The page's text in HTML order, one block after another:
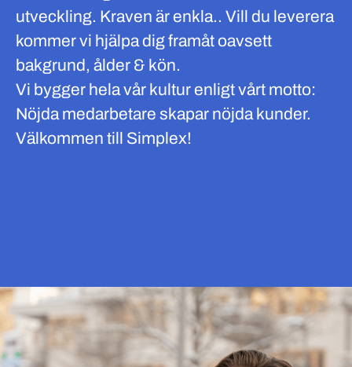
utveckling. Kraven är enkla.. Vill du leverera
kommer vi hjälpa dig framåt oavsett
bakgrund, ålder & kön.
Vi bygger hela vår kultur enligt vårt motto:
Nöjda medarbetare skapar nöjda kunder.
Välkommen till Simplex!